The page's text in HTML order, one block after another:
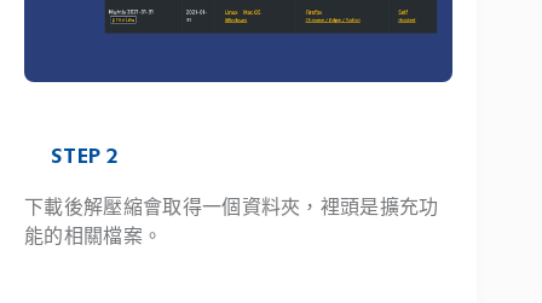
STEP 2
下載後解壓縮會取得一個資料夾，裡頭是擴充功
能的相關檔案。